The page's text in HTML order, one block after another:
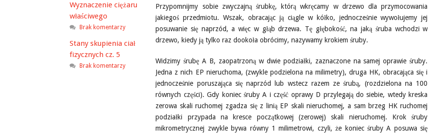
Przypomnijmy sobie zwyczajną śrubkę, którą wkręcamy w drzewo dla przymocowania
jakiegoś przedmiotu. Wszak, obracając ją ciągle w kółko, jednocześnie wywołujemy jej
posuwanie się naprzód, a więc w głąb drzewa. Tę głębokość, na jaką śruba wchodzi w
drzewo, kiedy ją tylko raz dookoła obrócimy, nazywamy krokiem śruby.
Widzimy śrubę A B, zaopatrzoną w dwie podziałki, zaznaczone na samej oprawie śruby.
Jedna z nich EP nieruchoma, (zwykle podzielona na milimetry), druga HK, obracająca się i
jednocześnie poruszająca się naprzód lub wstecz razem ze śrubą, (rozdzielona na 100
równych części). Gdy koniec śruby A i część oprawy D przylegają do siebie, wtedy kreska
zerowa skali ruchomej zgadza się z linią EP skali nieruchomej, a sam brzeg HK ruchomej
podziałki przypada na kresce początkowej (zerowej) skali nieruchomej. Krok śruby
mikrometrycznej zwykle bywa równy 1 milimetrowi, czyli, że koniec śruby A posuwa się
Wyznaczenie ciężaru
właściwego
Brak komentarzy
Stany skupienia ciał
fizycznych cz. 5
Brak komentarzy